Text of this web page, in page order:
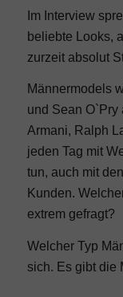
Im Interview
beliebte Looks,
zurzeit absolut
Männermodels
und Sean
Armani, Ralph
jeden Tag mit
tun, auch mit
Kunden.
extrem gefragt?
Welcher Typ
sich. Es gibt die